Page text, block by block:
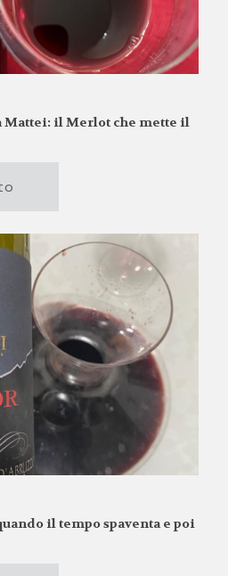
Mattei: il Merlot che mette il
il tempo spaventa e poi